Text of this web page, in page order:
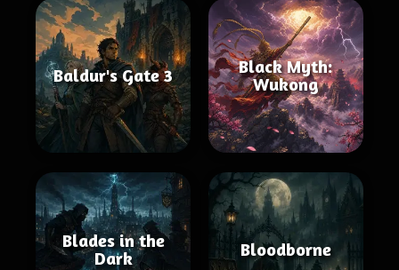
Baldur's Gate 3
Black Myth:
Wukong
Blades in the
Dark
Bloodborne